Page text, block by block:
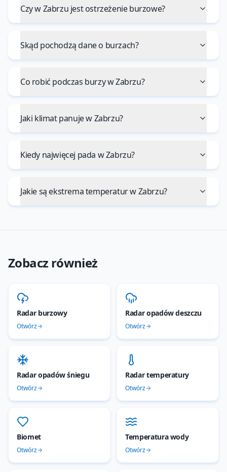
Czy w Zabrzu jest ostrzeżenie burzowe?
Skąd pochodzą dane o burzach?
Co robić podczas burzy w Zabrzu?
Jaki klimat panuje w Zabrzu?
Kiedy najwięcej pada w Zabrzu?
Jakie są ekstrema temperatur w Zabrzu?
Zobacz również
Radar burzowy
Otwórz
Radar opadów deszczu
Otwórz
Radar opadów śniegu
Otwórz
Radar temperatury
Otwórz
Biomet
Otwórz
Temperatura wody
Otwórz